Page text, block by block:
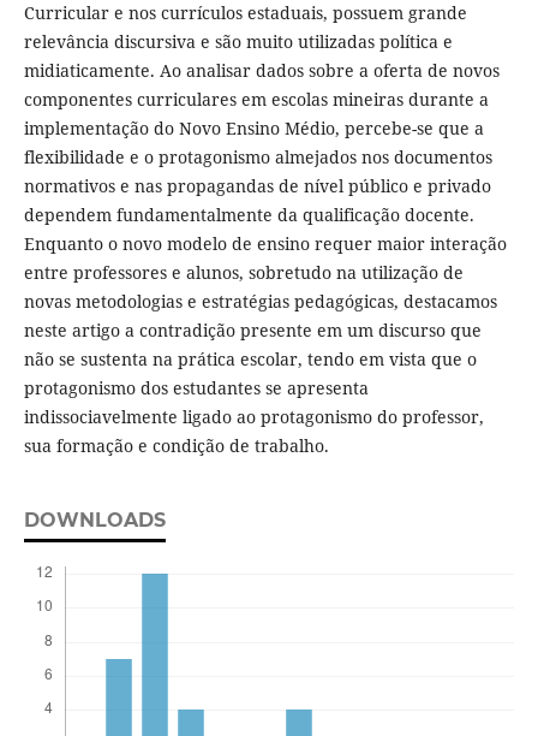
Curricular e nos currículos estaduais, possuem grande
relevância discursiva e são muito utilizadas política e
midiaticamente. Ao analisar dados sobre a oferta de novos
componentes curriculares em escolas mineiras durante a
implementação do Novo Ensino Médio, percebe-se que a
flexibilidade e o protagonismo almejados nos documentos
normativos e nas propagandas de nível público e privado
dependem fundamentalmente da qualificação docente.
Enquanto o novo modelo de ensino requer maior interação
entre professores e alunos, sobretudo na utilização de
novas metodologias e estratégias pedagógicas, destacamos
neste artigo a contradição presente em um discurso que
não se sustenta na prática escolar, tendo em vista que o
protagonismo dos estudantes se apresenta
indissociavelmente ligado ao protagonismo do professor,
sua formação e condição de trabalho.
DOWNLOADS